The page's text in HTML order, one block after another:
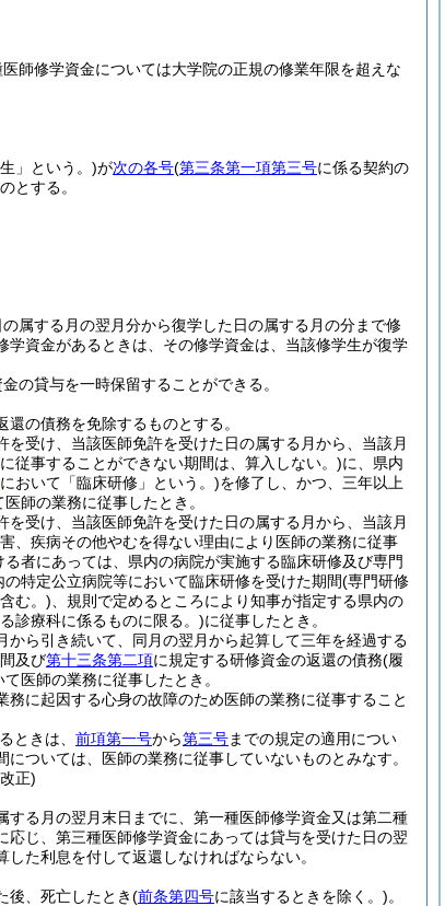
師修学資金については大学院の正規の修業年限を超えな
」という。)が次の各号(第三条第一項第三号に係る契約の
とする。
属する月の翌月分から復学した日の属する月の分まで修
資金があるときは、その修学資金は、当該修学生が復学
の貸与を一時保留することができる。
の債務を免除するものとする。
受け、当該医師免許を受けた日の属する月から、当該月
従事することができない期間は、算入しない。)に、県内
において「臨床研修」という。)を修了し、かつ、三年以上
師の業務に従事したとき。
受け、当該医師免許を受けた日の属する月から、当該月
、疾病その他やむを得ない理由により医師の業務に従事
者にあっては、県内の病院が実施する臨床研修及び専門
の特定公立病院等において臨床研修を受けた期間(専門研修
む。) 、規則で定めるところにより知事が指定する県内の
診療科に係るものに限る。)に従事したとき。
ら引き続いて、同月の翌月から起算して三年を経過する
及び第十三条第二項に規定する研修資金の返還の債務(履
医師の業務に従事したとき。
に起因する心身の故障のため医師の業務に従事すること
ときは、 前項第一号から第三号までの規定の適用につい
ついては、医師の業務に従事していないものとみなす。
正)
する月の翌月末日までに、第一種医師修学資金又は第二種
応じ、第三種医師修学資金にあっては貸与を受けた日の翌
た利息を付して返還しなければならない。
後、死亡したとき(前条第四号に該当するときを除く。)。